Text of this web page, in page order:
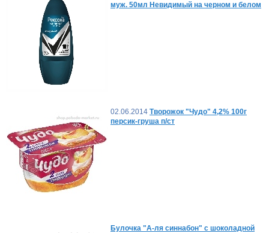
муж. 50мл Невидимый на черном и белом
02.06.2014 Творожок "Чудо" 4,2% 100г
персик-груша п/ст
Булочка "А-ля синнабон" с шоколадной